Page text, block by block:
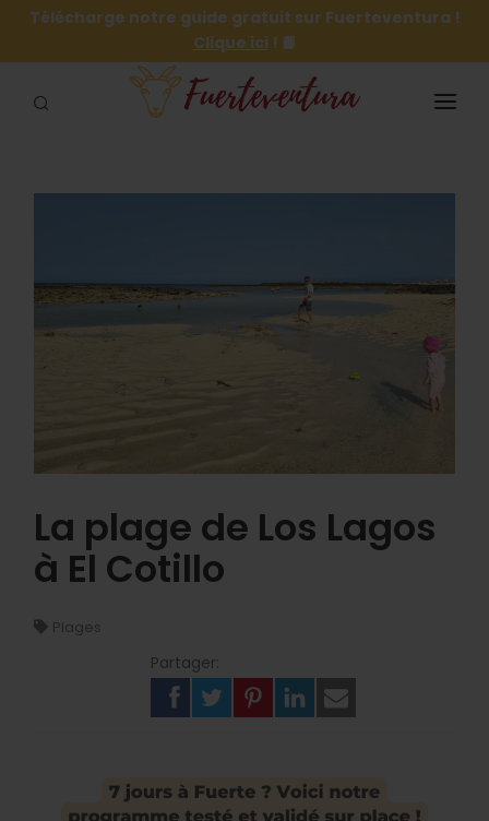
Télécharge notre guide gratuit sur Fuerteventura !
Clique ici ! 📙
PLAGES
La plage de Los Lagos
à El Cotillo
Plages
Partager: